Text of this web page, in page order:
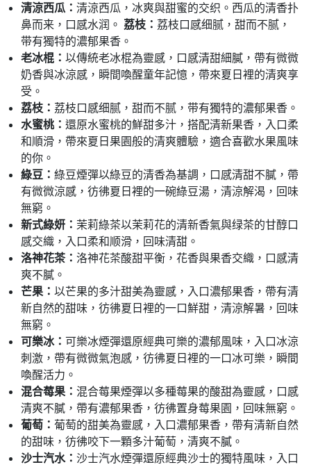
清涼西瓜： 清涼西瓜，冰爽與甜蜜的交织。西瓜的清香扑
鼻而来，口感水润。 荔枝： 荔枝口感细腻，甜而不腻，
带有獨特的濃郁果香。
老冰棍： 以傳統老冰棍為靈感，口感清甜細膩，帶有微微
奶香與冰涼感，瞬間喚醒童年記憶，帶來夏日裡的清爽享
受。
荔枝： 荔枝口感细腻，甜而不腻，带有獨特的濃郁果香。
水蜜桃： 還原水蜜桃的鮮甜多汁，搭配清新果香，入口柔
和順滑，帶來夏日果園般的清爽體驗，適合喜歡水果風味
的你。
綠豆： 綠豆煙彈以綠豆的清香為基調，口感清甜不膩，帶
有微微涼感，彷彿夏日裡的一碗綠豆湯，清涼解渴，回味
無窮。
新式綠妍： 茉莉綠茶以茉莉花的清新香氣與绿茶的甘醇口
感交織，入口柔和顺滑，回味清甜。
洛神花茶： 洛神花茶酸甜平衡，花香與果香交織，口感清
爽不膩。
芒果： 以芒果的多汁甜美為靈感，入口濃郁果香，帶有清
新自然的甜味，彷彿夏日裡的一口鮮甜，清涼解暑，回味
無窮。
可樂冰： 可樂冰煙彈還原經典可樂的濃郁風味，入口冰涼
刺激，帶有微微氣泡感，彷彿夏日裡的一口冰可樂，瞬間
喚醒活力。
混合莓果： 混合莓果煙彈以多種莓果的酸甜為靈感，口感
清爽不膩，帶有濃郁果香，彷彿置身莓果園，回味無窮。
葡萄： 葡萄的甜美為靈感，入口濃郁果香，帶有清新自然
的甜味，彷彿咬下一顆多汁葡萄，清爽不膩。
沙士汽水： 沙士汽水煙彈還原經典沙士的獨特風味，入口